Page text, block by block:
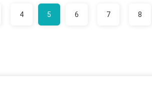
4 5 6 7 8